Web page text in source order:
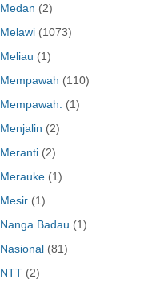
Medan (2)
Melawi (1073)
Meliau (1)
Mempawah (110)
Mempawah.
(1)
Menjalin (2)
Meranti (2)
Merauke (1)
Mesir (1)
Nanga Badau (1)
Nasional (81)
NTT (2)